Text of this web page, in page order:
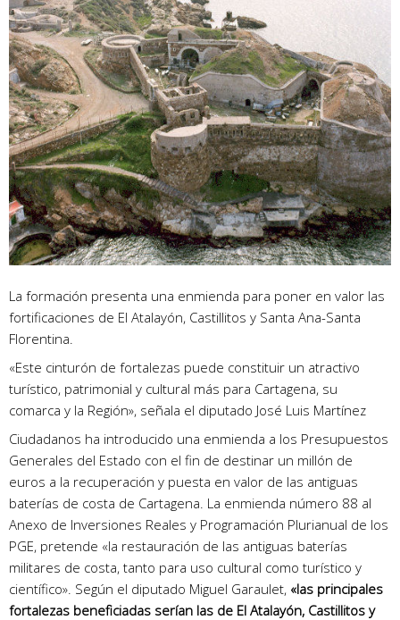
La formación presenta una enmienda para poner en valor las
fortificaciones de El Atalayón, Castillitos y Santa Ana-Santa
Florentina.
«Este cinturón de fortalezas puede constituir un atractivo
turístico, patrimonial y cultural más para Cartagena, su
comarca y la Región», señala el diputado José Luis Martínez
Ciudadanos ha introducido una enmienda a los Presupuestos
Generales del Estado con el fin de destinar un millón de
euros a la recuperación y puesta en valor de las antiguas
baterías de costa de Cartagena. La enmienda número 88 al
Anexo de Inversiones Reales y Programación Plurianual de los
PGE, pretende «la restauración de las antiguas baterías
militares de costa, tanto para uso cultural como turístico y
científico». Según el diputado Miguel Garaulet, «las principales
fortalezas beneficiadas serían las de El Atalayón, Castillitos y